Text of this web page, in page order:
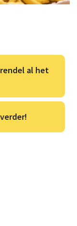
al het